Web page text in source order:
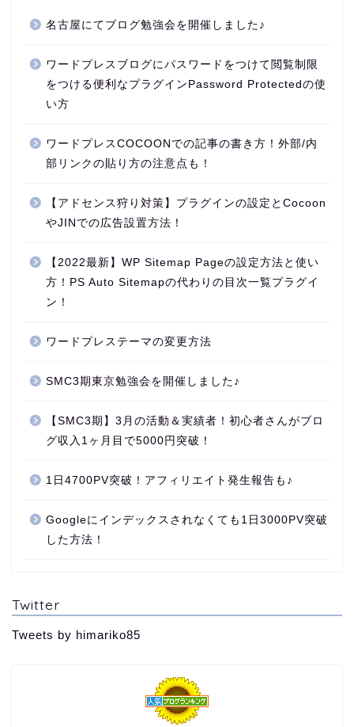
名古屋にてブログ勉強会を開催しました♪
ワードプレスブログにパスワードをつけて閲覧制限
をつける便利なプラグインPassword Protectedの使
い方
ワードプレスCOCOONでの記事の書き方！外部/内
部リンクの貼り方の注意点も！
【アドセンス狩り対策】プラグインの設定とCocoon
やJINでの広告設置方法！
【2022最新】WP Sitemap Pageの設定方法と使い
方！PS Auto Sitemapの代わりの目次一覧プラグイ
ン！
ワードプレステーマの変更方法
SMC3期東京勉強会を開催しました♪
【SMC3期】3月の活動＆実績者！初心者さんがブロ
グ収入1ヶ月目で5000円突破！
1日4700PV突破！アフィリエイト発生報告も♪
Googleにインデックスされなくても1日3000PV突破
した方法！
Twitter
Tweets by himariko85